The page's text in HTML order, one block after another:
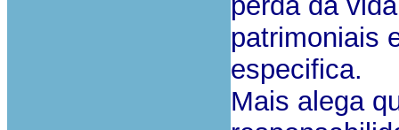
patrimoniais
especifica.
Mais alega